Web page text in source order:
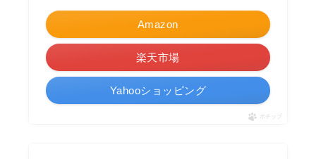
Amazon
楽天市場
Yahooショッピング
ポチップ